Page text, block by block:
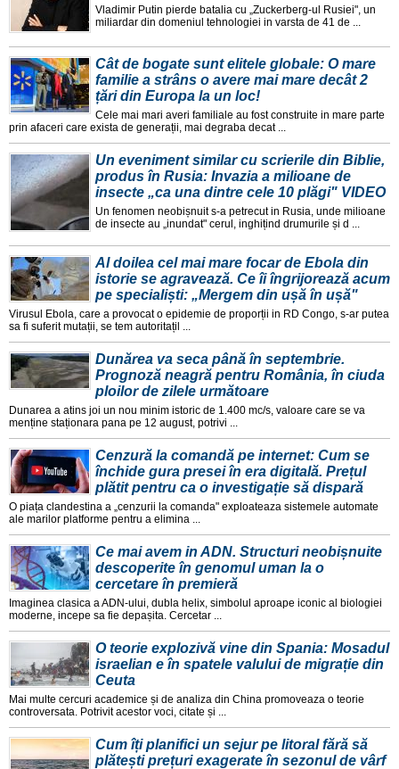
Vladimir Putin pierde batalia cu „Zuckerberg-ul Rusiei", un
miliardar din domeniul tehnologiei in varsta de 41 de ...
Cât de bogate sunt elitele globale: O mare
familie a strâns o avere mai mare decât 2
țări din Europa la un loc!
Cele mai mari averi familiale au fost construite in mare parte
prin afaceri care exista de generații, mai degraba decat ...
Un eveniment similar cu scrierile din Biblie,
produs în Rusia: Invazia a milioane de
insecte „ca una dintre cele 10 plăgi" VIDEO
Un fenomen neobișnuit s-a petrecut in Rusia, unde milioane
de insecte au „inundat" cerul, inghițind drumurile și d ...
Al doilea cel mai mare focar de Ebola din
istorie se agravează. Ce îi îngrijorează acum
pe specialiști: „Mergem din ușă în ușă"
Virusul Ebola, care a provocat o epidemie de proporții in RD Congo, s-ar putea
sa fi suferit mutații, se tem autoritațil ...
Dunărea va seca până în septembrie.
Prognoză neagră pentru România, în ciuda
ploilor de zilele următoare
Dunarea a atins joi un nou minim istoric de 1.400 mc/s, valoare care se va
menține staționara pana pe 12 august, potrivi ...
Cenzură la comandă pe internet: Cum se
închide gura presei în era digitală. Prețul
plătit pentru ca o investigație să dispară
O piața clandestina a „cenzurii la comanda" exploateaza sistemele automate
ale marilor platforme pentru a elimina ...
Ce mai avem in ADN. Structuri neobișnuite
descoperite în genomul uman la o
cercetare în premieră
Imaginea clasica a ADN-ului, dubla helix, simbolul aproape iconic al biologiei
moderne, incepe sa fie depașita. Cercetar ...
O teorie explozivă vine din Spania: Mosadul
israelian e în spatele valului de migrație din
Ceuta
Mai multe cercuri academice și de analiza din China promoveaza o teorie
controversata. Potrivit acestor voci, citate și ...
Cum îți planifici un sejur pe litoral fără să
plătești prețuri exagerate în sezonul de vârf